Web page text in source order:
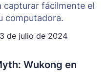
capturar fácilmente el
computadora.
de julio de 2024
Wukong en